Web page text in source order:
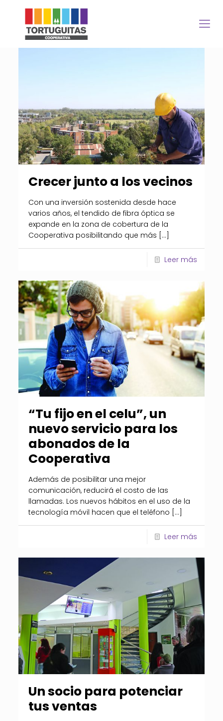
Crecer junto a los vecinos
Con una inversión sostenida desde hace
varios años, el tendido de fibra óptica se
expande en la zona de cobertura de la
Cooperativa posibilitando que más […]
Leer más
“Tu fijo en el celu”, un
nuevo servicio para los
abonados de la
Cooperativa
Además de posibilitar una mejor
comunicación, reducirá el costo de las
llamadas. Los nuevos hábitos en el uso de la
tecnología móvil hacen que el teléfono […]
Leer más
Un socio para potenciar
tus ventas